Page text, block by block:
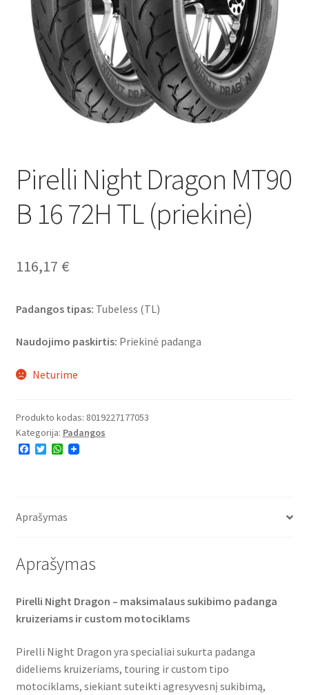
Pirelli Night Dragon MT90
B 16 72H TL (priekinė)
116,17 €
Padangos tipas: Tubeless (TL)
Naudojimo paskirtis: Priekinė padanga
Neturime
Produkto kodas: 8019227177053
Kategorija: Padangos
F
o
T
r
W
p
Aprašymas
Aprašymas
Pirelli Night Dragon – maksimalaus sukibimo padanga
kruizeriams ir custom motociklams
Pirelli Night Dragon yra specialiai sukurta padanga
dideliems kruizeriams, touring ir custom tipo
motociklams, siekiant suteikti agresyvesnį sukibimą,